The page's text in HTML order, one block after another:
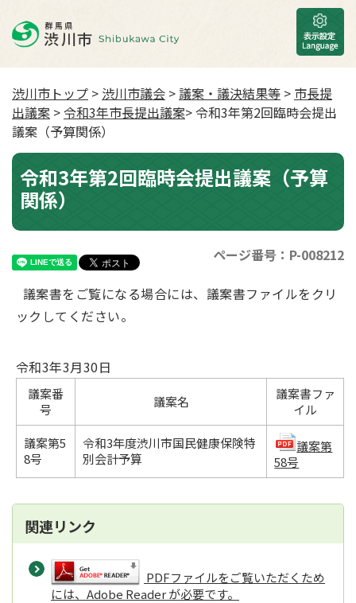
渋川市トップ > 渋川市議会 >議案・議決結果等 > 市長提
出議案 >令和3年市長提出議案> 令和3年第2回臨時会提出
議案（予算関係）
令和3年第2回臨時会提出議案（予算
関係）
ページ番号：P-008212
議案書をご覧になる場合には、議案書ファイルをクリ
ックしてください。
令和3年3月30日
議案番
号
議案名
議案書ファ
イル
議案第5
8号
令和3年度渋川市国民健康保険特
別会計予算
議案第
58号
関連リンク
PDFファイルをご覧いただくため
には、Adobe Reader が必要です。